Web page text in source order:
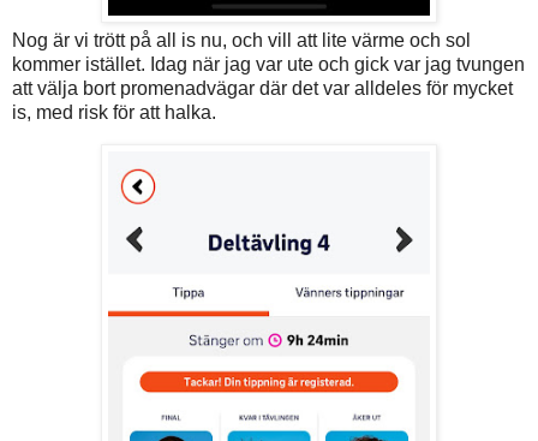
Nog är vi trött på all is nu, och vill att lite värme och sol
kommer istället. Idag när jag var ute och gick var jag tvungen
att välja bort promenadvägar där det var alldeles för mycket
is, med risk för att halka.